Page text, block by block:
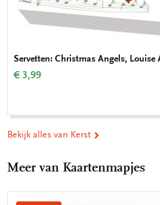
Servetten: Christmas Angels, Louise
€ 3,99
Bekijk alles van Kerst
Meer van Kaartenmapjes